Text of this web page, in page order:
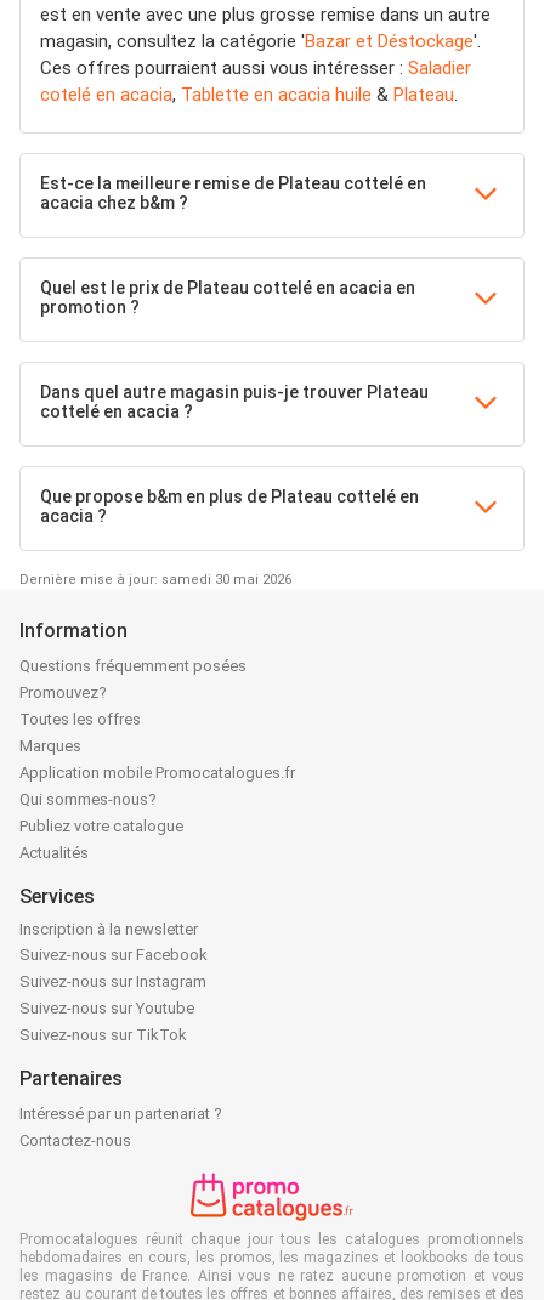
est en vente avec une plus grosse remise dans un autre
magasin, consultez la catégorie 'Bazar et Déstockage'.
Ces offres pourraient aussi vous intéresser : Saladier
cotelé en acacia, Tablette en acacia huile & Plateau.
Est-ce la meilleure remise de Plateau cottelé en
acacia chez b&m ?
Quel est le prix de Plateau cottelé en acacia en
promotion ?
Dans quel autre magasin puis-je trouver Plateau
cottelé en acacia ?
Que propose b&m en plus de Plateau cottelé en
acacia ?
Dernière mise à jour: samedi 30 mai 2026
Information
Questions fréquemment posées
Promouvez?
Toutes les offres
Marques
Application mobile Promocatalogues.fr
Qui sommes-nous?
Publiez votre catalogue
Actualités
Services
Inscription à la newsletter
Suivez-nous sur Facebook
Suivez-nous sur Instagram
Suivez-nous sur Youtube
Suivez-nous sur TikTok
Partenaires
Intéressé par un partenariat ?
Contactez-nous
Promocatalogues réunit chaque jour tous les catalogues promotionnels
hebdomadaires en cours, les promos, les magazines et lookbooks de tous
les magasins de France. Ainsi vous ne ratez aucune promotion et vous
restez au courant de toutes les offres et bonnes affaires, des remises et des